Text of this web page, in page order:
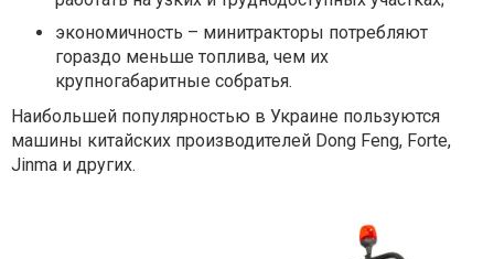
экономичность – минитракторы потребляют
гораздо меньше топлива, чем их
крупногабаритные собратья.
Наибольшей популярностью в Украине пользуются
машины китайских производителей Dong Feng, Forte,
Jinma и других.